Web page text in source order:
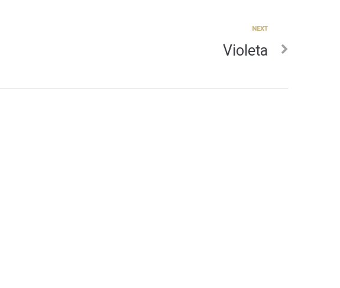
NEXT
Violeta